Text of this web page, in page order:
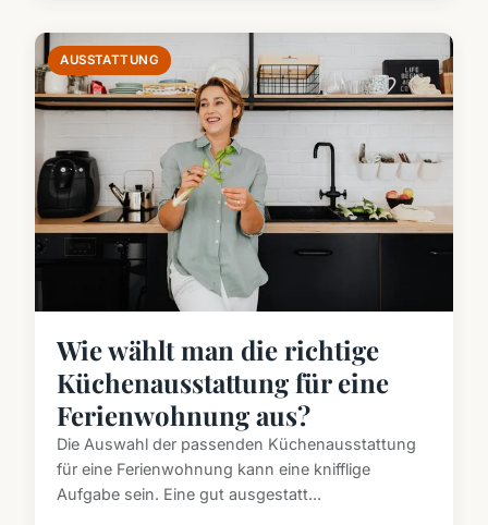
AUSSTATTUNG
Wie wählt man die richtige
Küchenausstattung für eine
Ferienwohnung aus?
Die Auswahl der passenden Küchenausstattung
für eine Ferienwohnung kann eine knifflige
Aufgabe sein. Eine gut ausgestatt...